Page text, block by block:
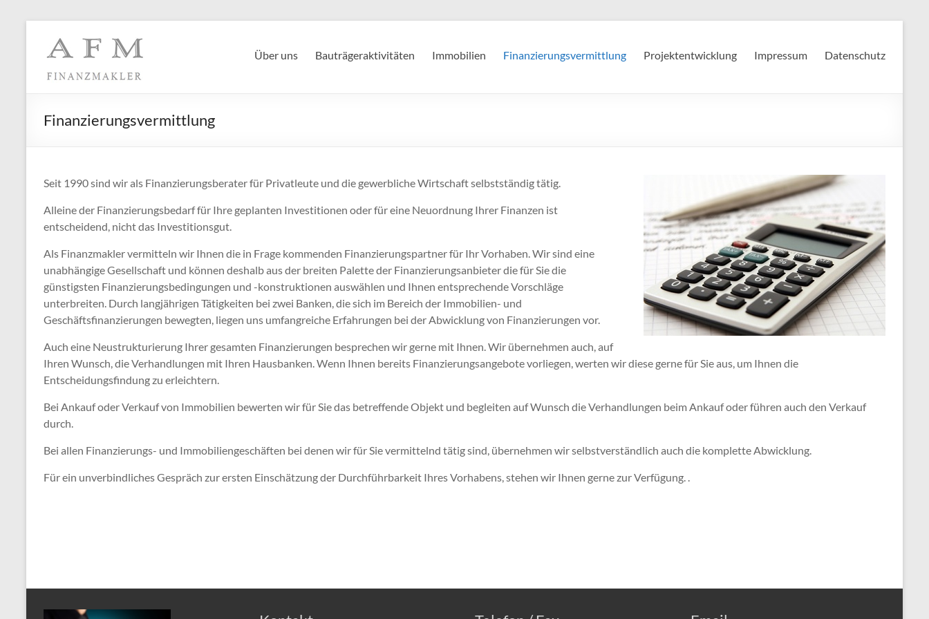
springen
AFM
GmbH
Finanzmakler
Immobilienvermittlung
Über uns Bauträgeraktivitäten Immobilien Finanzierungsvermittlung Projektentwicklung Impressum Datenschutz
Finanzierungsvermittlung
Seit 1990 sind wir als Finanzierungsberater für Privatleute und die gewerbliche Wirtschaft selbstständig tätig.
Alleine der Finanzierungsbedarf für Ihre geplanten Investitionen oder für eine Neuordnung Ihrer Finanzen ist
entscheidend, nicht das Investitionsgut.
Als Finanzmakler vermitteln wir Ihnen die in Frage kommenden Finanzierungspartner für Ihr Vorhaben. Wir sind eine
unabhängige Gesellschaft und können deshalb aus der breiten Palette der Finanzierungsanbieter die für Sie die
günstigsten Finanzierungsbedingungen und -konstruktionen auswählen und Ihnen entsprechende Vorschläge
unterbreiten. Durch langjährigen Tätigkeiten bei zwei Banken, die sich im Bereich der Immobilien- und
Geschäftsfinanzierungen bewegten, liegen uns umfangreiche Erfahrungen bei der Abwicklung von Finanzierungen vor.
Auch eine Neustrukturierung Ihrer gesamten Finanzierungen besprechen wir gerne mit Ihnen. Wir übernehmen auch, auf
Ihren Wunsch, die Verhandlungen mit Ihren Hausbanken. Wenn Ihnen bereits Finanzierungsangebote vorliegen, werten wir diese gerne für Sie aus, um Ihnen die
Entscheidungsfindung zu erleichtern.
Bei Ankauf oder Verkauf von Immobilien bewerten wir für Sie das betreffende Objekt und begleiten auf Wunsch die Verhandlungen beim Ankauf oder führen auch den Verkauf
durch.
Bei allen Finanzierungs- und Immobiliengeschäften bei denen wir für Sie vermittelnd tätig sind, übernehmen wir selbstverständlich auch die komplette Abwicklung.
Für ein unverbindliches Gespräch zur ersten Einschätzung der Durchführbarkeit Ihres Vorhabens, stehen wir Ihnen gerne zur Verfügung. .